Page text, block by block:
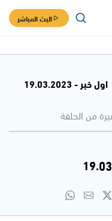
البث المباشر
اول خبر - 19.03.2023
من الحلقة